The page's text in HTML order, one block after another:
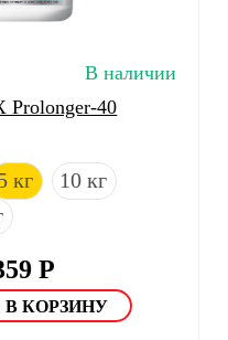
В наличии
Prolonger-40
кг
10 кг
Р